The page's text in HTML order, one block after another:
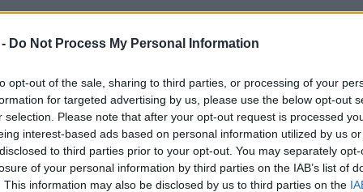
Do Not Process My Personal Information
opt-out of the sale, sharing to third parties, or processing of your
for targeted advertising by us, please use the below opt-out
selection. Please note that after your opt-out request is processed
interest-based ads based on personal information utilized by us
to third parties prior to your opt-out. You may separately
of your personal information by third parties on the IAB’s list of
This information may also be disclosed by us to third parties on the
Jsou to:**
platidlo pro svalovou práci). K dispozici je
krátký poločas (0,3 sekundy) – i z tohoto
zátěži klesá k nule. Velmi oblíbený doplněk
jako proteoanabolický prostředek).